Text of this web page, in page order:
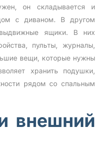
он складывается и
с диваном. В другом
выдвижные ящики. В них
пульты, журналы,
вещи, которые нужны
хранить подушки,
рядом со спальным
внешний